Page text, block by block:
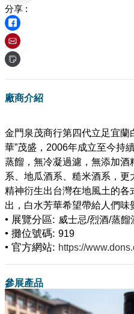
分享 :
廠商介紹
金門泉茂商行第四代立足宜蘭
華”茂盛，2006年成立至今持
蒸餾，無冷凝過濾，無添加
系、地瓜酒系、糙米酒系，更
精神衍生出台灣在地風土的
• 展覽分區: 威士忌/烈酒/蒸餾
• 攤位號碼: 919
• 官方網站: https://
參展產品